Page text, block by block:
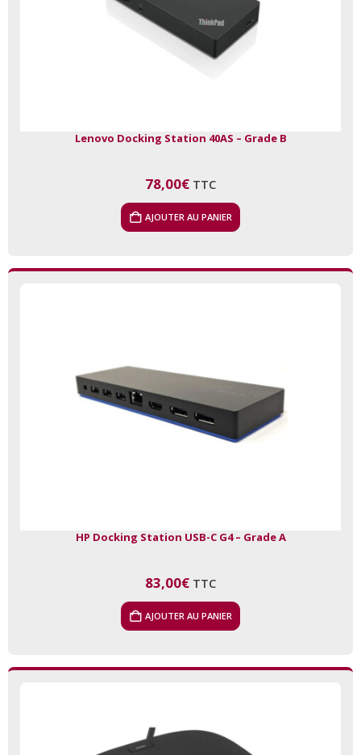
Lenovo Docking Station 40AS – Grade B
78,00€ TTC
AJOUTER AU PANIER
HP Docking Station USB-C G4 – Grade A
83,00€ TTC
AJOUTER AU PANIER